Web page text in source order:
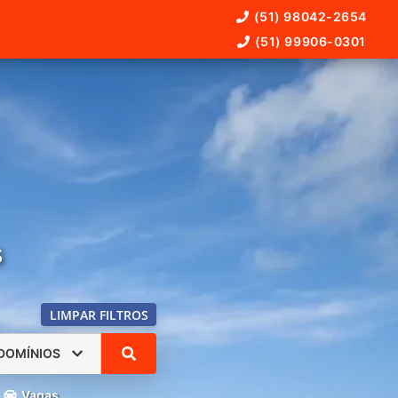
(51) 98042-2654
(51) 99906-0301
LIMPAR FILTROS
Vagas